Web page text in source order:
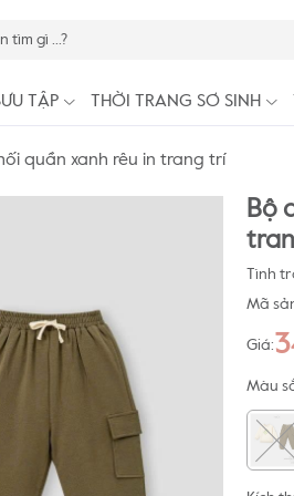
TẬP THỜI TRANG SƠ SINH
quần xanh rêu in trang trí
Bộ
Tình
Mã
Giá:
Màu